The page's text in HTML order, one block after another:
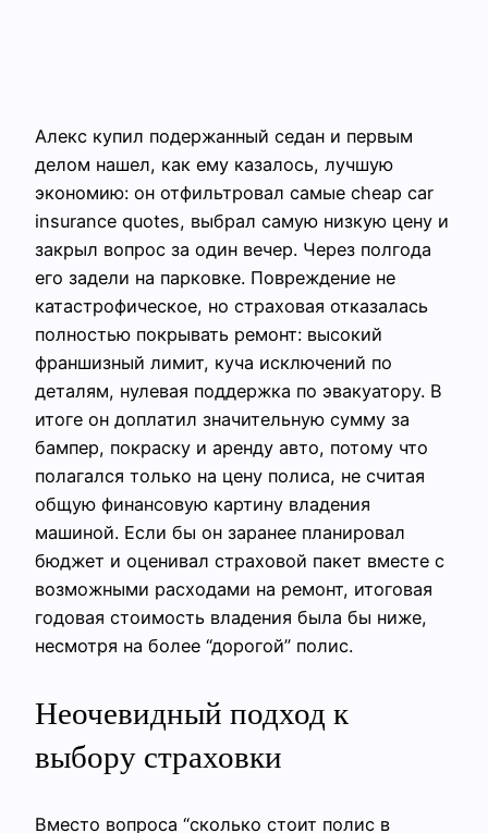
Алекс купил подержанный седан и первым
делом нашел, как ему казалось, лучшую
экономию: он отфильтровал самые cheap car
insurance quotes, выбрал самую низкую цену и
закрыл вопрос за один вечер. Через полгода
его задели на парковке. Повреждение не
катастрофическое, но страховая отказалась
полностью покрывать ремонт: высокий
франшизный лимит, куча исключений по
деталям, нулевая поддержка по эвакуатору. В
итоге он доплатил значительную сумму за
бампер, покраску и аренду авто, потому что
полагался только на цену полиса, не считая
общую финансовую картину владения
машиной. Если бы он заранее планировал
бюджет и оценивал страховой пакет вместе с
возможными расходами на ремонт, итоговая
годовая стоимость владения была бы ниже,
несмотря на более “дорогой” полис.
Неочевидный подход к
выбору страховки
Вместо вопроса “сколько стоит полис в